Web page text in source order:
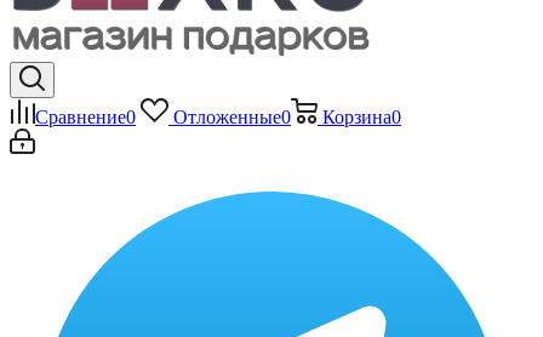
Сравнение0 Отложенные0 Корзина0